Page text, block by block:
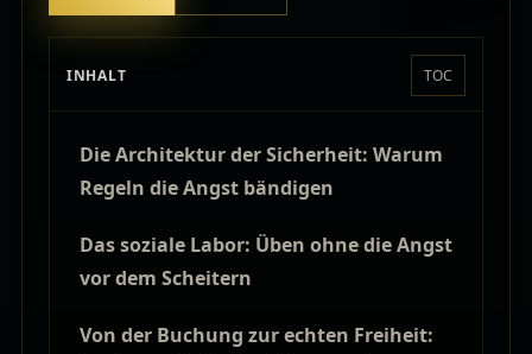
INHALT TOC
Die Architektur der Sicherheit: Warum
Regeln die Angst bändigen
Das soziale Labor: Üben ohne die Angst
vor dem Scheitern
Von der Buchung zur echten Freiheit: